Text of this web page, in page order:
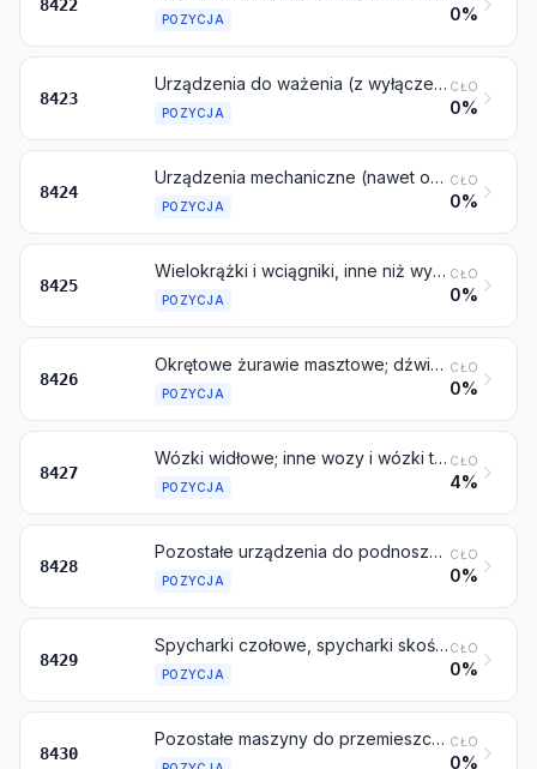
8422
POZYCJA 0%
8423
Urządzenia do ważenia (z wyłączeniem wag o czułości 5 cg lub czulszych), włączając maszyny do liczenia lub kontroli przez ważenie; wszelkiego rodzaju odważniki do urządzeń do ważenia
POZYCJA
CŁO
0%
8424
Urządzenia mechaniczne (nawet obsługiwane ręcznie) do rozrzucania, rozpraszania lub rozpylania cieczy lub proszków; gaśnice, nawet napełnione; pistolety natryskowe i podobne urządzenia; maszyny do wytwarzania strumienia pary lub piasku i podobne maszyny wytwarzające strumień czynnika roboczego
POZYCJA
CŁO
0%
8425
Wielokrążki i wciągniki, inne niż wyciągi pochyłe; wciągarki i przyciągarki; podnośniki
POZYCJA
CŁO
0%
8426
Okrętowe żurawie masztowe; dźwignice, włączając linomostowe; bramownice drogowe, wozy okraczające podsiębierne oraz wozy i wózki transportu wewnętrznego z urządzeniami dźwigowymi
POZYCJA
CŁO
0%
8427
Wózki widłowe; inne wozy i wózki transportu wewnętrznego wyposażone w urządzenia podnoszące lub przenoszące
POZYCJA
CŁO
4%
8428
Pozostałe urządzenia do podnoszenia, przenoszenia, załadunku lub rozładunku (na przykład windy, schody ruchome, przenośniki, kolejki linowe)
POZYCJA
CŁO
0%
8429
Spycharki czołowe, spycharki skośne, równiarki, niwelatory, zgarniarki, koparki, czerparki, ładowarki, podbijarki mechaniczne i walce drogowe, samobieżne
POZYCJA
CŁO
0%
8430
Pozostałe maszyny do przemieszczania, równania, niwelowania, zgarniania, kopania, ubijania, zagęszczania, wybierania lub wiercenia ziemi, minerałów lub rud; kafary do wbijania pali i urządzenia do wyciągania pali; pługi odśnieżające i dmuchawy śniegowe CŁO
0%